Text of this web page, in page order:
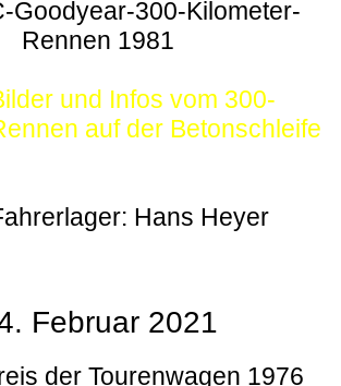
Goodyear-300-Kilometer-
Rennen 1981
und Infos vom 300-
auf der Betonschleife
Hans Heyer
Februar 2021
der Tourenwagen 1976